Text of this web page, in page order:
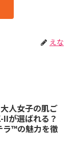
えな
人女子の肌ご
が選ばれる？
ラ™の魅力を徹